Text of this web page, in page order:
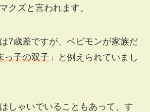
クズと言われます。
7歳差ですが、ベビモンが家族だ
っ子の双子」と例えられていまし
しゃいでいることもあって、す